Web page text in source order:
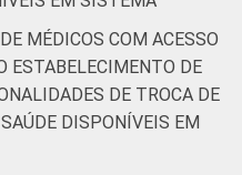
MÉDICOS COM ACESSO
ESTABELECIMENTO DE
DE TROCA DE
DISPONÍVEIS EM